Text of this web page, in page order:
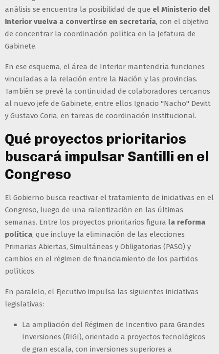
análisis se encuentra la posibilidad de que el Ministerio del
Interior vuelva a convertirse en secretaría, con el objetivo
de concentrar la coordinación política en la Jefatura de
Gabinete.
En ese esquema, el área de Interior mantendría funciones
vinculadas a la relación entre la Nación y las provincias.
También se prevé la continuidad de colaboradores cercanos
al nuevo jefe de Gabinete, entre ellos Ignacio "Nacho" Devitt
y Gustavo Coria, en tareas de coordinación institucional.
Qué proyectos prioritarios
buscará impulsar Santilli en el
Congreso
El Gobierno busca reactivar el tratamiento de iniciativas en el
Congreso, luego de una ralentización en las últimas
semanas. Entre los proyectos prioritarios figura la reforma
política, que incluye la eliminación de las elecciones
Primarias Abiertas, Simultáneas y Obligatorias (PASO) y
cambios en el régimen de financiamiento de los partidos
políticos.
En paralelo, el Ejecutivo impulsa las siguientes iniciativas
legislativas:
La ampliación del Régimen de Incentivo para Grandes
Inversiones (RIGI), orientado a proyectos tecnológicos
de gran escala, con inversiones superiores a